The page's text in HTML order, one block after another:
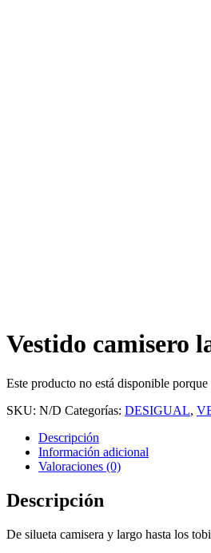
Vestido camisero
Este producto no está disponible
SKU: N/D Categorías: DESIGUAL,
Descripción
Información adicional
Valoraciones (0)
Descripción
De silueta camisera y largo hasta los